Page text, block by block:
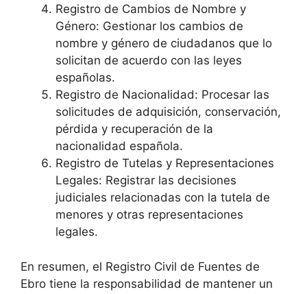
Registro de Cambios de Nombre y
Género: Gestionar los cambios de
nombre y género de ciudadanos que lo
solicitan de acuerdo con las leyes
españolas.
Registro de Nacionalidad: Procesar las
solicitudes de adquisición, conservación,
pérdida y recuperación de la
nacionalidad española.
Registro de Tutelas y Representaciones
Legales: Registrar las decisiones
judiciales relacionadas con la tutela de
menores y otras representaciones
legales.
En resumen, el Registro Civil de Fuentes de
Ebro tiene la responsabilidad de mantener un